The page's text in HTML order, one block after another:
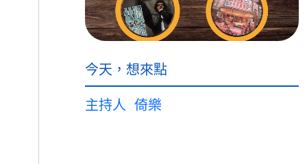
今天，想來點
主持人 倚樂